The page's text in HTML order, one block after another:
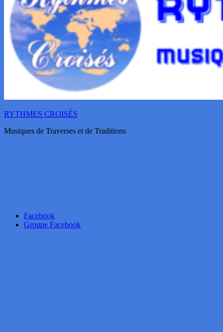
RYTHMES CROISÉS
Musiques de Traverses et de Traditions
Facebook
Groupe Facebook